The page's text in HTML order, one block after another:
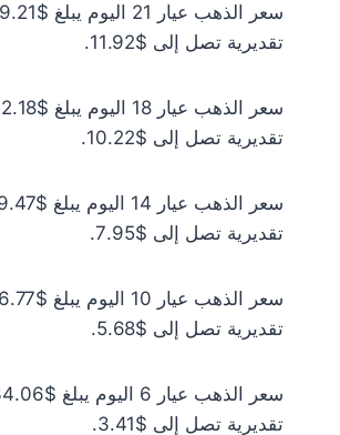
تقديرية تصل إلى $11.92.
تقديرية تصل إلى $10.22.
تقديرية تصل إلى $7.95.
تقديرية تصل إلى $5.68.
تقديرية تصل إلى $3.41.